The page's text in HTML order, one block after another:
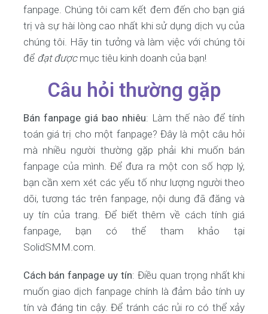
fanpage. Chúng tôi cam kết đem đến cho bạn giá
trị và sự hài lòng cao nhất khi sử dụng dịch vụ của
chúng tôi. Hãy tin tưởng và làm việc với chúng tôi
để đạt đượcmục tiêu kinh doanh của bạn!
Câu hỏi thường gặp
Bán fanpage giá bao nhiêu: Làm thế nào để tính
toán giá trị cho một fanpage? Đây là một câu hỏi
mà nhiều người thường gặp phải khi muốn bán
fanpage của mình. Để đưa ra một con số hợp lý,
bạn cần xem xét các yếu tố như lượng người theo
dõi, tương tác trên fanpage, nội dung đã đăng và
uy tín của trang. Để biết thêm về cách tính giá
fanpage, bạn có thể tham khảo tại
SolidSMM.com.
Cách bán fanpage uy tín: Điều quan trọng nhất khi
muốn giao dịch fanpage chính là đảm bảo tính uy
tín và đáng tin cậy. Để tránh các rủi ro có thể xảy